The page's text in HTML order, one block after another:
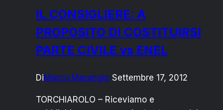
IL CONSIGLIERE: A
PROPOSITO DI COSTITUIRSI
PARTE CIVILE vs ENEL
DiMarco Marangio Settembre 17, 2012
TORCHIAROLO – Riceviamo e